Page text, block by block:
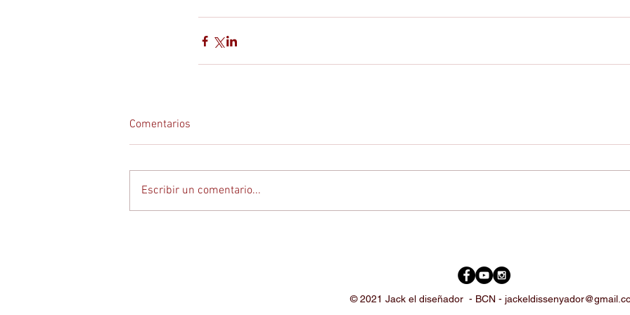
Comentarios
Escribir un comentario...
© 2021 Jack el diseñador - BCN -